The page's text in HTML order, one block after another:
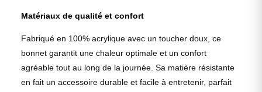
Matériaux de qualité et confort
Fabriqué en 100% acrylique avec un toucher doux, ce
bonnet garantit une chaleur optimale et un confort
agréable tout au long de la journée. Sa matière résistante
en fait un accessoire durable et facile à entretenir, parfait